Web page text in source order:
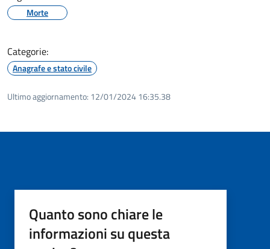
Morte
Categorie:
Anagrafe e stato civile
Ultimo aggiornamento: 12/01/2024 16:35.38
Quanto sono chiare le
informazioni su questa